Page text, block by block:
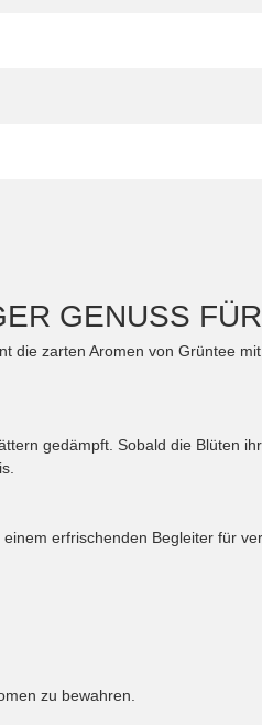
GENUSS
die zarten Aromen von Grüntee
gedämpft. Sobald die Blüten
erfrischenden Begleiter für
zu bewahren.